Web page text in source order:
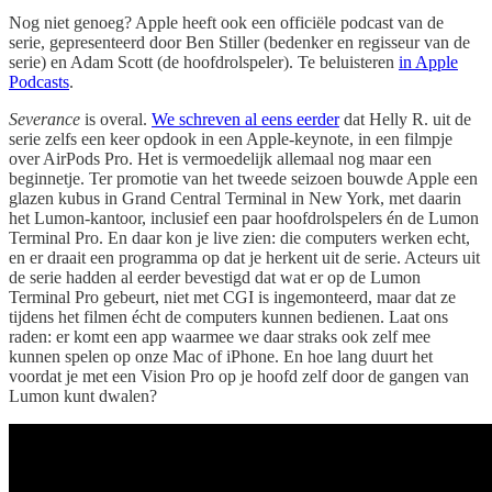
Nog niet genoeg? Apple heeft ook een officiële podcast van de
serie, gepresenteerd door Ben Stiller (bedenker en regisseur van de
serie) en Adam Scott (de hoofdrolspeler). Te beluisteren in Apple
Podcasts.
Severance is overal. We schreven al eens eerderdat Helly R. uit de
serie zelfs een keer opdook in een Apple-keynote, in een filmpje
over AirPods Pro. Het is vermoedelijk allemaal nog maar een
beginnetje. Ter promotie van het tweede seizoen bouwde Apple een
glazen kubus in Grand Central Terminal in New York, met daarin
het Lumon-kantoor, inclusief een paar hoofdrolspelers én de Lumon
Terminal Pro. En daar kon je live zien: die computers werken echt,
en er draait een programma op dat je herkent uit de serie. Acteurs uit
de serie hadden al eerder bevestigd dat wat er op de Lumon
Terminal Pro gebeurt, niet met CGI is ingemonteerd, maar dat ze
tijdens het filmen écht de computers kunnen bedienen. Laat ons
raden: er komt een app waarmee we daar straks ook zelf mee
kunnen spelen op onze Mac of iPhone. En hoe lang duurt het
voordat je met een Vision Pro op je hoofd zelf door de gangen van
Lumon kunt dwalen?